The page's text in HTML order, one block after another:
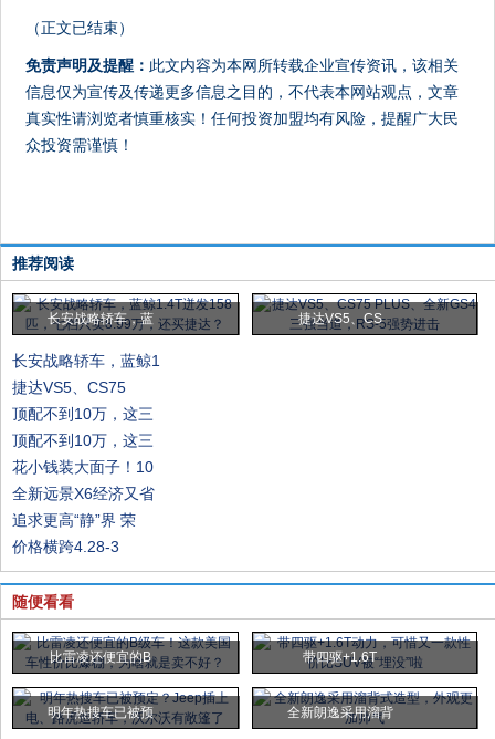
（正文已结束）
免责声明及提醒： 此文内容为本网所转载企业宣传资讯，该相关
信息仅为宣传及传递更多信息之目的，不代表本网站观点，文章
真实性请浏览者慎重核实！任何投资加盟均有风险，提醒广大民
众投资需谨慎！
推荐阅读
长安战略轿车，蓝 捷达VS5、CS
长安战略轿车，蓝鲸1
捷达VS5、CS75
顶配不到10万，这三
顶配不到10万，这三
花小钱装大面子！10
全新远景X6经济又省
追求更高“静”界 荣
价格横跨4.28-3
随便看看
比雷凌还便宜的B 带四驱+1.6T
明年热搜车已被预 全新朗逸采用溜背